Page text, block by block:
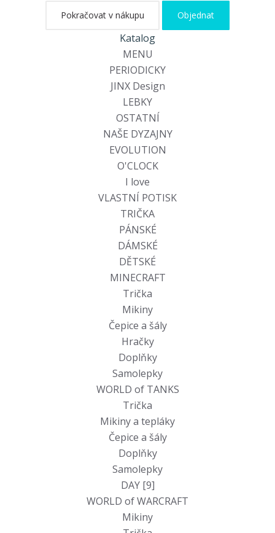
Pokračovat v nákupu Objednat
Katalog
MENU
PERIODICKY
JINX Design
LEBKY
OSTATNÍ
NAŠE DYZAJNY
EVOLUTION
O'CLOCK
I love
VLASTNÍ POTISK
TRIČKA
PÁNSKÉ
DÁMSKÉ
DĚTSKÉ
MINECRAFT
Trička
Mikiny
Čepice a šály
Hračky
Doplňky
Samolepky
WORLD of TANKS
Trička
Mikiny a tepláky
Čepice a šály
Doplňky
Samolepky
DAY [9]
WORLD of WARCRAFT
Mikiny